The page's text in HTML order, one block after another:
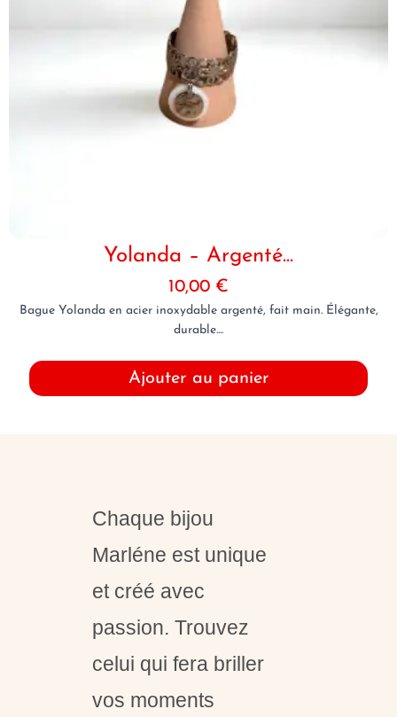
Yolanda – Argenté...
10,00 €
Bague Yolanda en acier inoxydable argenté, fait main. Élégante,
durable....
Ajouter au panier
Chaque bijou
Marléne est unique
et créé avec
passion. Trouvez
celui qui fera briller
vos moments